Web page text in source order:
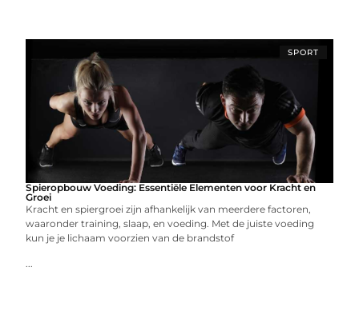
SPORT
Spieropbouw Voeding: Essentiële Elementen voor Kracht en
Groei
Kracht en spiergroei zijn afhankelijk van meerdere factoren,
waaronder training, slaap, en voeding. Met de juiste voeding
kun je je lichaam voorzien van de brandstof
...